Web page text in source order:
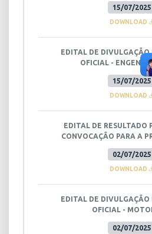
15/07/2025
DOWNLOAD
15/07/2025
EDITAL DE
OFICIAL -
DOWNLOAD
02/07/2025
EDITAL DE RESULTADO
CONVOCAÇÃO PARA A
DOWNLOAD
02/07/2025
EDITAL DE DIVULGAÇÃO
OFICIAL -